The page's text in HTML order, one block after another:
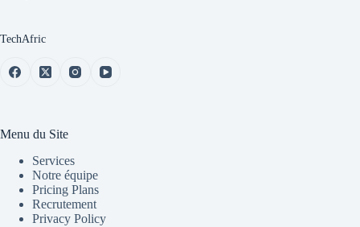
TechAfric
Menu du Site
Services
Notre équipe
Pricing Plans
Recrutement
Privacy Policy